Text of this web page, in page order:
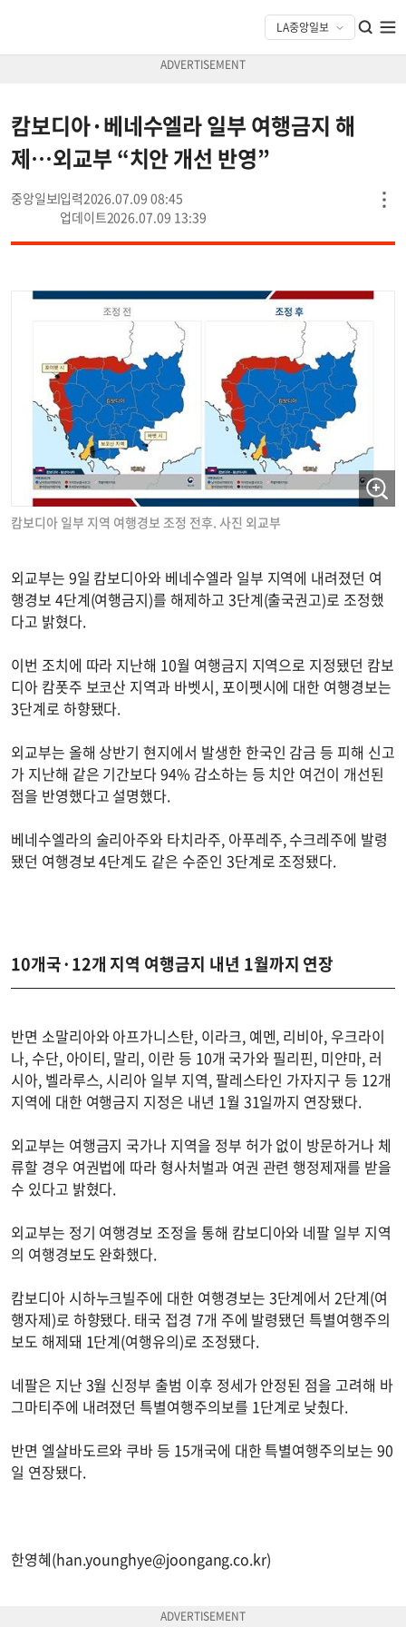
캄보디아·베네수엘라 일부 여행금지 해
제…외교부 “치안 개선 반영”
중앙일보
2026.07.09 08:45
2026.07.09 13:39
캄보디아 일부 지역 여행경보 조정 전후. 사진 외교부
외교부는 9일 캄보디아와 베네수엘라 일부 지역에 내려졌던 여
행경보 4단계(여행금지)를 해제하고 3단계(출국권고)로 조정했
다고 밝혔다.
이번 조치에 따라 지난해 10월 여행금지 지역으로 지정됐던 캄보
디아 캄폿주 보코산 지역과 바벳시, 포이펫시에 대한 여행경보는
3단계로 하향됐다.
외교부는 올해 상반기 현지에서 발생한 한국인 감금 등 피해 신고
가 지난해 같은 기간보다 94% 감소하는 등 치안 여건이 개선된
점을 반영했다고 설명했다.
베네수엘라의 술리아주와 타치라주, 아푸레주, 수크레주에 발령
됐던 여행경보 4단계도 같은 수준인 3단계로 조정됐다.
10개국·12개 지역 여행금지 내년 1월까지 연장
반면 소말리아와 아프가니스탄, 이라크, 예멘, 리비아, 우크라이
나, 수단, 아이티, 말리, 이란 등 10개 국가와 필리핀, 미얀마, 러
시아, 벨라루스, 시리아 일부 지역, 팔레스타인 가자지구 등 12개
지역에 대한 여행금지 지정은 내년 1월 31일까지 연장됐다.
외교부는 여행금지 국가나 지역을 정부 허가 없이 방문하거나 체
류할 경우 여권법에 따라 형사처벌과 여권 관련 행정제재를 받을
수 있다고 밝혔다.
외교부는 정기 여행경보 조정을 통해 캄보디아와 네팔 일부 지역
의 여행경보도 완화했다.
캄보디아 시하누크빌주에 대한 여행경보는 3단계에서 2단계(여
행자제)로 하향됐다. 태국 접경 7개 주에 발령됐던 특별여행주의
보도 해제돼 1단계(여행유의)로 조정됐다.
네팔은 지난 3월 신정부 출범 이후 정세가 안정된 점을 고려해 바
그마티주에 내려졌던 특별여행주의보를 1단계로 낮췄다.
반면 엘살바도르와 쿠바 등 15개국에 대한 특별여행주의보는 90
일 연장됐다.
한영혜(han.younghye@joongang.co.kr)